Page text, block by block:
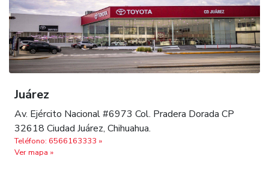
Juárez
Av. Ejército Nacional #6973 Col. Pradera Dorada CP
32618 Ciudad Juárez, Chihuahua.
Teléfono: 6566163333 »
Ver mapa »